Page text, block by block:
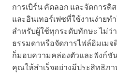
การเบิร์น คัดลอก และจัดการดิ
และอินเทอร์เฟซที่ใช้งานง่ายท
สำหรับผู้ใช้ทุกระดับทักษะ ไม่
ธรรมดาหรือจัดการไฟล์อิมเม
ก็มอบความคล่องตัวและฟังก์ชั
คุณให้สำเร็จอย่างมีประสิทธิภ